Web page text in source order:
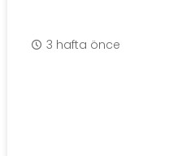
3 hafta önce